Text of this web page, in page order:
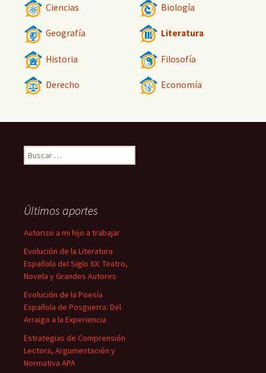
Ciencias Biología
Geografía Literatura
Historia Filosofía
Derecho Economía
Buscar:
Últimos aportes
Autorizo a mi hijo a trabajar
Evolución de la Literatura
Española del Siglo XX: Teatro,
Novela y Grandes Autores
Evolución de la Poesía
Española de Posguerra: Del
Arraigo a la Experiencia
Estrategias de Comprensión
Lectora, Argumentación y
Normativa APA